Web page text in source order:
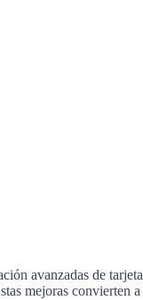
avanzadas de
mejoras convierten